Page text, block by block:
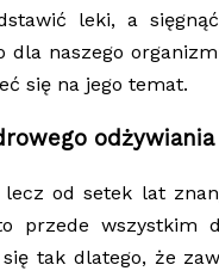
leki, a
naszego
się na jego temat.
odżywiania
od setek lat
przede wszystkim
tak dlatego, że